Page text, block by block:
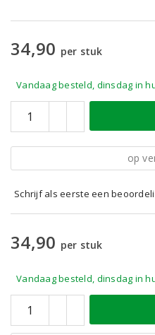
34,90 per stuk
Vandaag besteld, dinsdag in
op
Schrijf als eerste een
34,90 per stuk
Vandaag besteld, dinsdag in